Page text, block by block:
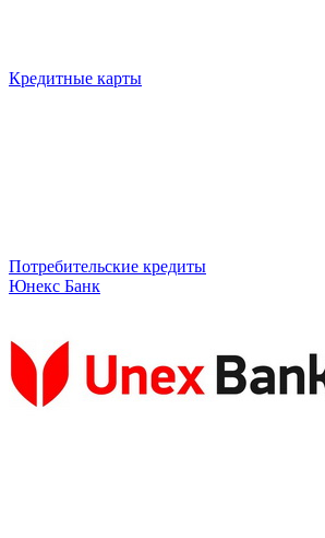
Кредитные карты
Потребительские кредиты
Юнекс Банк